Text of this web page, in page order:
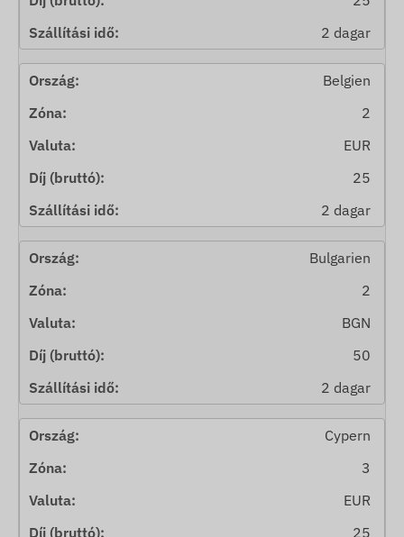
2 dagar
Belgien
2
EUR
25
2 dagar
Bulgarien
2
BGN
50
2 dagar
Cypern
3
EUR
25